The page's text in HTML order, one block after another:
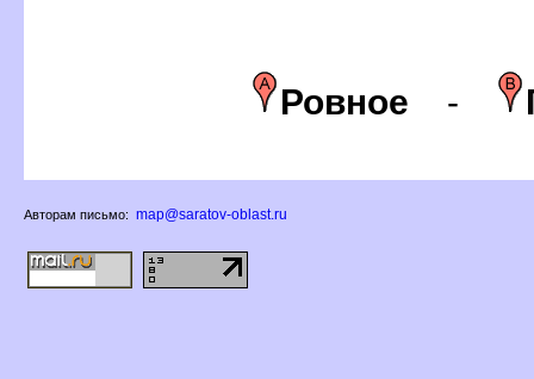
Ровное -
Авторам письмо: map@saratov-oblast.ru